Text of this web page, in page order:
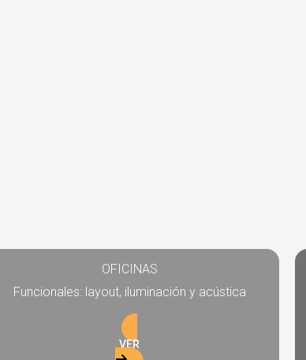
OFICINAS
Funcionales: layout, iluminación y acústica
VER